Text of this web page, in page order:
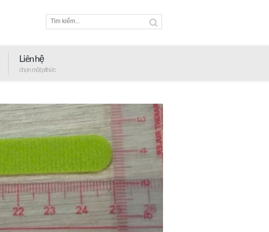
Liên hệ
chọn một p/thức